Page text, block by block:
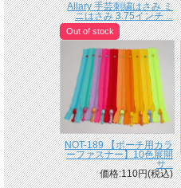
Allary 手芸刺繍はさみ ミ
ニはさみ 3.75インチ ...
Out of stock
NOT-189 【ポーチ用カラ
ーファスナー】10色展開
サ...
価格:110円(税込)